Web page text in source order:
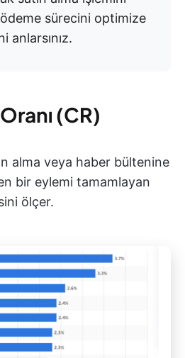
sürecini optimize
anlarsınız.
(CR)
alma veya haber bültenine
bir eylemi tamamlayan
ölçer.